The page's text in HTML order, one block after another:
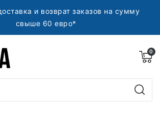
и возврат заказов на сумму
свыше 60 евро*